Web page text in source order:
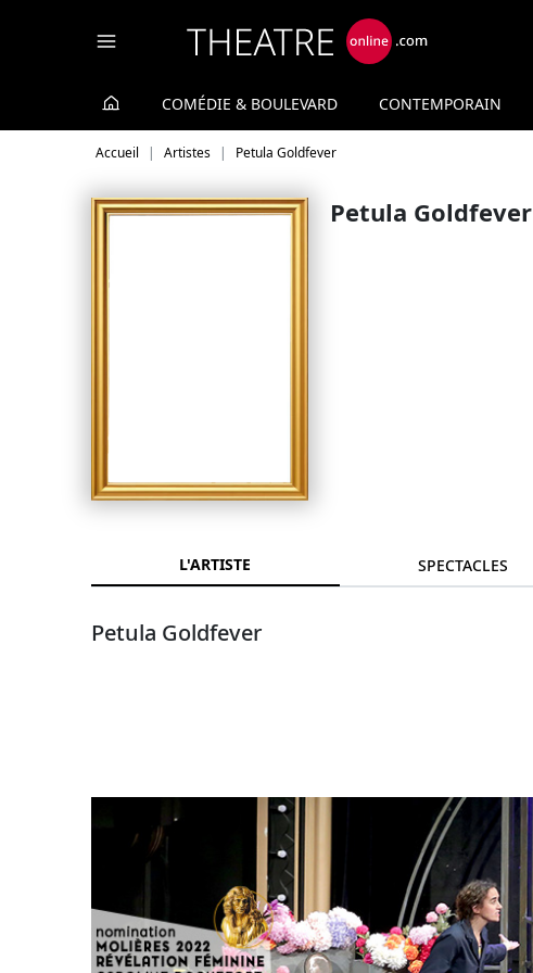
COMÉDIE & BOULEVARD CONTEMPORAIN
Accueil Artistes Petula Goldfever
Petula Goldfever
L'ARTISTE SPECTACLES
Petula Goldfever